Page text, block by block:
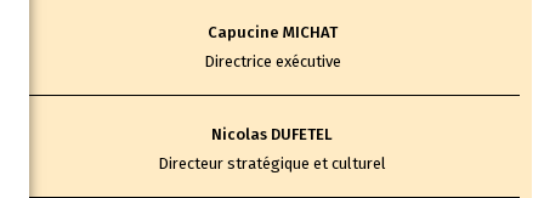
Capucine MICHAT
Directrice exécutive
Nicolas DUFETEL
Directeur stratégique et culturel